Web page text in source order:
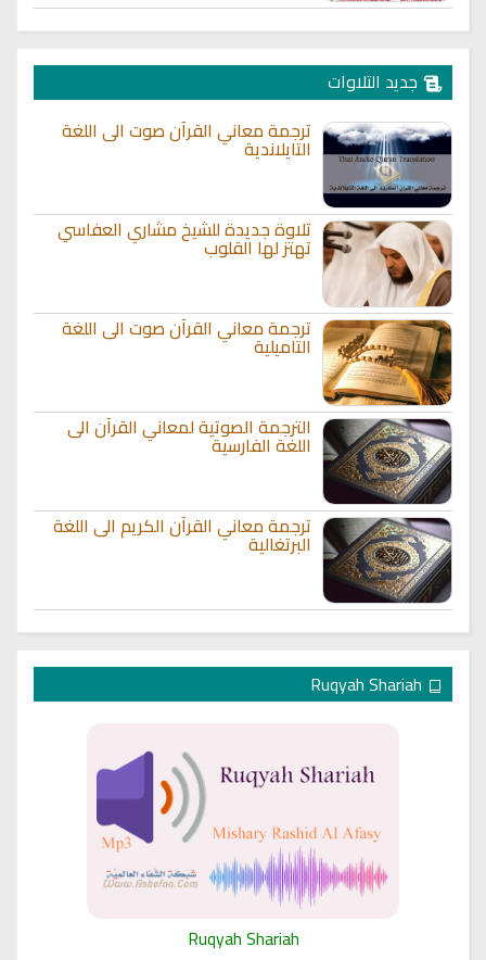
جديد التلاوات
ترجمة معاني القرآن صوت الى اللغة
التايلاندية
تلاوة جديدة للشيخ مشاري العفاسي
تهتز لها القلوب
ترجمة معاني القرآن صوت الى اللغة
التاميلية
الترجمة الصوتية لمعاني القرآن الى
اللغة الفارسية
ترجمة معاني القرآن الكريم الى اللغة
البرتغالية
Ruqyah Shariah